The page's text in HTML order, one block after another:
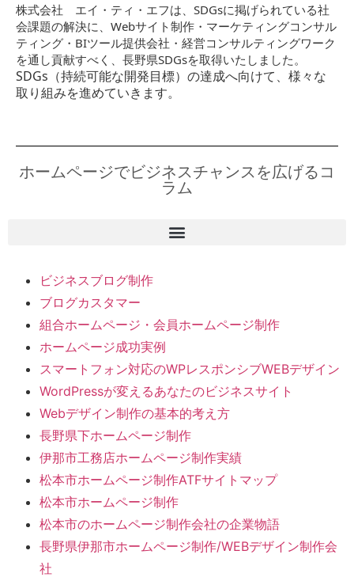
株式会社 エイ・ティ・エフは、SDGsに掲げられている社
会課題の解決に、Webサイト制作・マーケティングコンサル
ティング・BIツール提供会社・経営コンサルティングワーク
を通し貢献すべく、長野県SDGsを取得いたしました。
SDGs（持続可能な開発目標）の達成へ向けて、様々な
取り組みを進めていきます。
ホームページでビジネスチャンスを広げるコ
ラム
ビジネスブログ制作
ブログカスタマー
組合ホームページ・会員ホームページ制作
ホームページ成功実例
スマートフォン対応のWPレスポンシブWEBデザイン
WordPressが変えるあなたのビジネスサイト
Webデザイン制作の基本的考え方
長野県下ホームページ制作
伊那市工務店ホームページ制作実績
松本市ホームページ制作ATFサイトマップ
松本市ホームページ制作
松本市のホームページ制作会社の企業物語
長野県伊那市ホームページ制作/WEBデザイン制作会
社